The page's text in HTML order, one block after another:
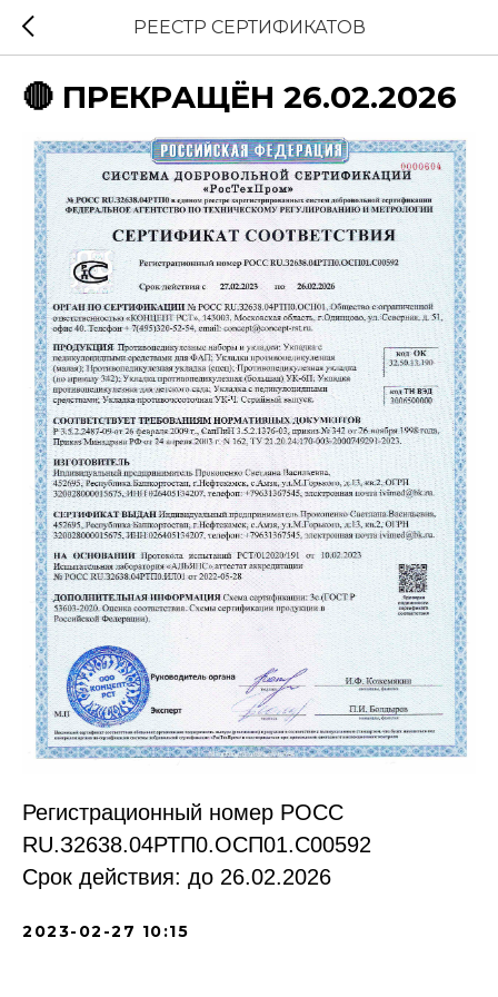
РЕЕСТР СЕРТИФИКАТОВ
🔴 ПРЕКРАЩЁН 26.02.2026
Регистрационный номер РОСС
RU.З2638.04РТП0.OCП01.С00592
Срок действия: до 26.02.2026
2023-02-27 10:15